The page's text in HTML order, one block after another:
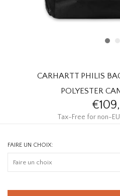
CARHARTT PHILIS
POLYESTER
Tax-Free for non-
FAIRE UN CHOIX: